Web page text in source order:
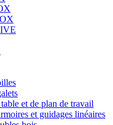
et de plan de travail
et guidages linéaires